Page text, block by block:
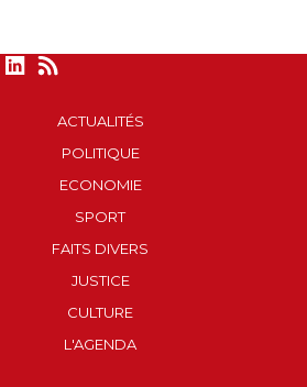
ACTUALITÉS
POLITIQUE
ECONOMIE
SPORT
FAITS DIVERS
JUSTICE
CULTURE
L'AGENDA